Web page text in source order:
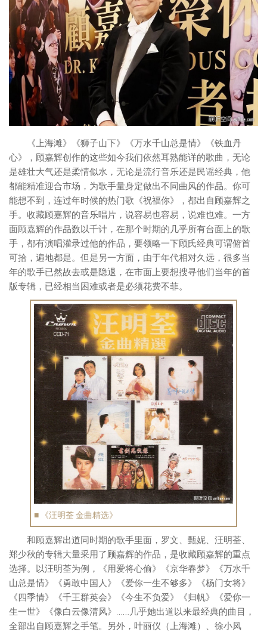
《上海滩》《狮子山下》《万水千山总是情》《铁血丹
心》，顾嘉辉创作的这些如今我们依然耳熟能详的歌曲，无论
是雄壮大气还是柔情似水，无论是流行音乐还是民谣经典，他
都能精准迎合市场，为歌手量身定做出不同曲风的作品。你可
能想不到，连过年时候的热门歌《祝福你》，都出自顾嘉辉之
手。收藏顾嘉辉的音乐唱片，说容易也容易，说难也难。一方
面顾嘉辉的作品数以千计，在那个时期的几乎所有台面上的歌
手，都有演唱灌录过他的作品，要领略一下顾氏经典可谓俯首
可拾，遍地都是。但是另一方面，由于年代相对久远，很多当
年的歌手已然故去或是隐退，在市面上要想搜寻他们当年的首
版专辑，已经相当困难或者是必须花费不菲。
■ 《汪明荃 金曲精选》
和顾嘉辉出道同时期的歌手里面，罗文、甄妮、汪明荃、
郑少秋的专辑大量采用了顾嘉辉的作品，是收藏顾嘉辉的重点
选择。以汪明荃为例，《用爱将心偷》《京华春梦》《万水千
山总是情》《勇敢中国人》《爱你一生不够多》《杨门女将》
《四季情》《千王群英会》《今生不负爱》《归帆》《爱你一
生一世》《像白云像清风》……几乎她出道以来最经典的曲目，
全部出自顾嘉辉之手笔。另外，叶丽仪（上海滩）、徐小凤